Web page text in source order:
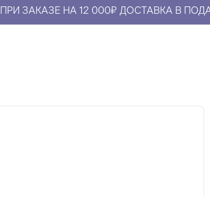
ПРИ ЗАКАЗЕ НА 12 000₽ ДОСТАВКА В
СКИДКА 5% НА ПЕРВЫЙ ЗАКАЗ*